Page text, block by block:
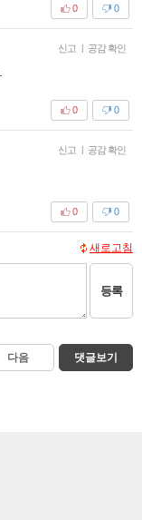
0
0
신고 | 공감 확인
0
0
신고 | 공감 확인
0
0
새로고침
등록
다음 댓글보기